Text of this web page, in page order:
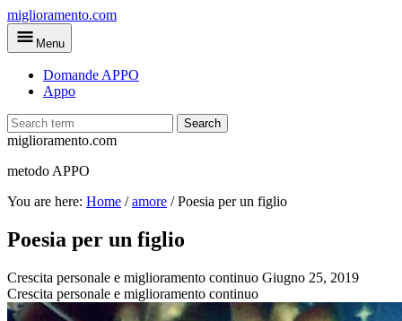
Skip
to
main
miglioramento.com
Menu
Domande APPO
Appo
Search
miglioramento.com
metodo APPO
You are here: Home /amore /Poesia per un figlio
Poesia per un figlio
Crescita personale e miglioramento continuo Giugno 25, 2019
Crescita personale e miglioramento continuo